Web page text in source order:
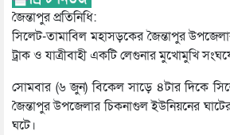
জৈন্তাপুর প্রতিনিধি:
সিলেট-তামাবিল মহাসড়কের জৈন্তাপুর
ট্রাক ও যাত্রীবাহী একটি লেগুনার মুখোমুখি
সোমবার (৬ জুন) বিকেল সাড়ে ৪টার দিকে
জৈন্তাপুর উপজেলার চিকনাগুল ইউনিয়নের
ঘটে।